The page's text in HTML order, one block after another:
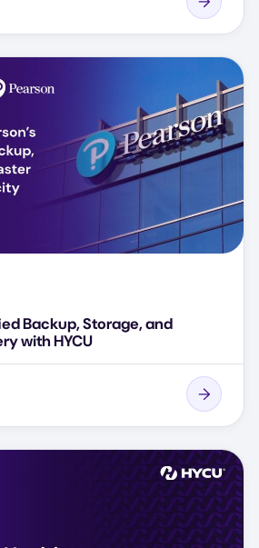
Backup, Storage, and
with HYCU